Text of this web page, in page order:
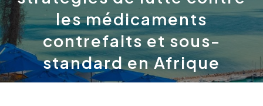
les médicaments
contrefaits et sous-
standard en Afrique